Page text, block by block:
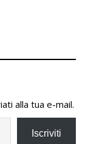
alla tua e-mail.
Iscriviti